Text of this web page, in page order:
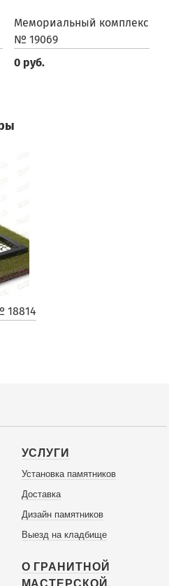
Мемориальный комплекс
№ 19069
0 руб.
18814
УСЛУГИ
Установка памятников
Доставка
Дизайн памятников
Выезд на кладбище
О ГРАНИТНОЙ
МАСТЕРСКОЙ